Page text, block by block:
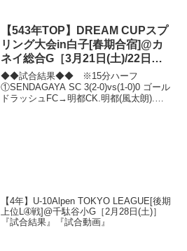
たち...
【543年TOP】DREAM CUPスプ
リング大会in白子[春期合宿]@カ
ネイ総合G［3月21日(土)/22日
(日)］『試合結果』『マッチレポ
ート』『試合動画』
◆◆試合結果◆◆ ※15分ハーフ
①SENDAGAYA SC 3(2-0)vs(1-0)0 ゴール
ドラッシュFC→明都CK.明都(風太朗).壮
【4年】U-10Alpen TOKYO LEAGUE[後期
上位L➃戦]@千駄谷小G［2月28日(土)］
『試合結果』『試合動画』